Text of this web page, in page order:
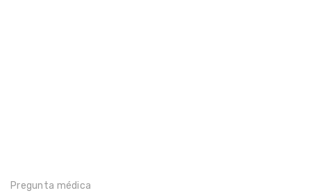
Pregunta médica